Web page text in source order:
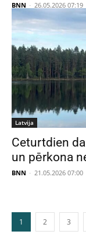
BNN - 26.05.2026 07:19
Latvija
Ceturtdien
un pērkona
BNN - 21.05.2026 07:00
1 2 3